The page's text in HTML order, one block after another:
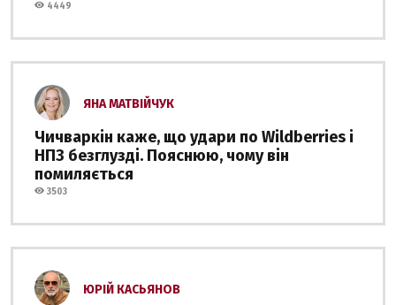
4449
ЯНА МАТВІЙЧУК
Чичваркін каже, що удари по Wildberries і
НПЗ безглузді. Пояснюю, чому він
помиляється
3503
ЮРІЙ КАСЬЯНОВ